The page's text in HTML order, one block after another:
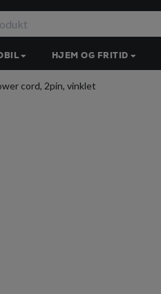
HJEM OG FRITID
cord, 2pin, vinklet